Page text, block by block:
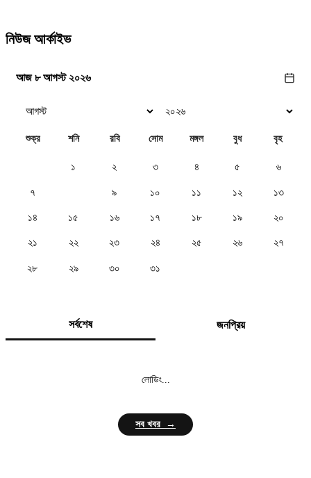
নিউজ আর্কাইভ
আজ ৮ আগস্ট ২০২৬
শুক্র শনি রবি সোম মঙ্গল বুধ বৃহ
১ ২ ৩ ৪ ৫ ৬
৭ ৯ ১০ ১১ ১২ ১৩
১৪ ১৫ ১৬ ১৭ ১৮ ১৯ ২০
২১ ২২ ২৩ ২৪ ২৫ ২৬ ২৭
২৮ ২৯ ৩০ ৩১
সর্বশেষ জনপ্রিয়
লোডিং...
সব খবর →